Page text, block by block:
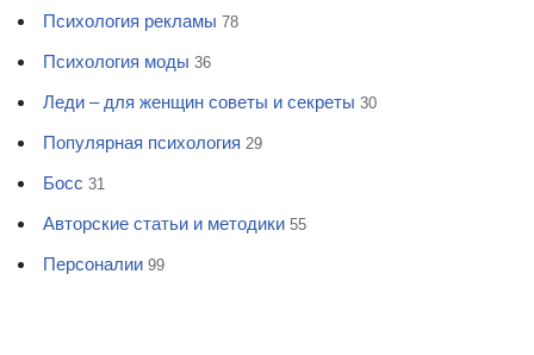
Психология рекламы 78
Психология моды 36
Леди – для женщин советы и секреты 30
Популярная психология 29
Босс 31
Авторские статьи и методики 55
Персоналии 99